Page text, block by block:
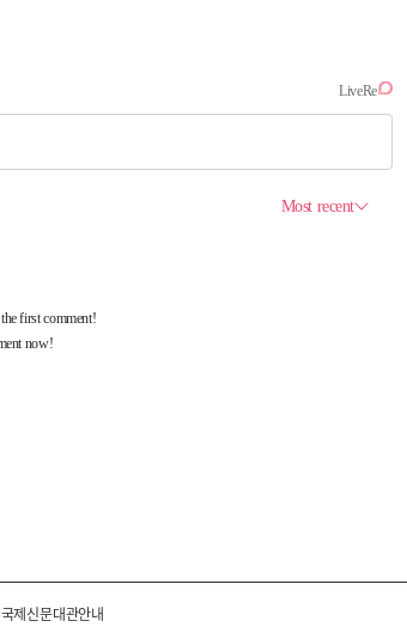
국제신문대관안내